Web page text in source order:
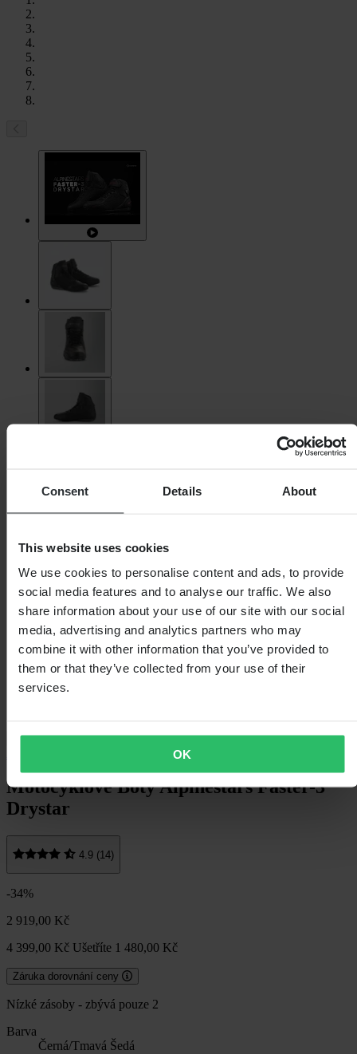
Consent Details About
This website uses cookies
We use cookies to personalise content and ads, to provide
social media features and to analyse our traffic. We also
share information about your use of our site with our social
media, advertising and analytics partners who may
combine it with other information that you’ve provided to
them or that they’ve collected from your use of their
services.
OK
Motocyklové Boty Alpinestars Faster-3
Drystar
4.9 (14)
-34%
2 919,00 Kč
4 399,00 Kč Ušetříte 1 480,00 Kč
Záruka dorovnání ceny
Nízké zásoby - zbývá pouze 2
Barva
Černá/Tmavá Šedá